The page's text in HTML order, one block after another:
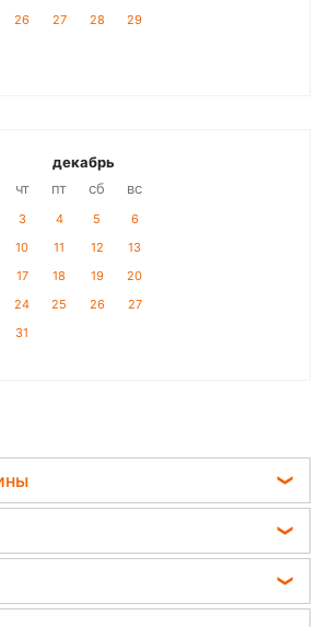
26 27 28
29
декабрь
чт пт сб вс
3 4 5
6
10 11 12
13
17 18 19
20
24 25 26
27
31
Украины
самое эффективное средство